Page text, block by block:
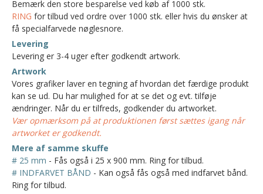
Bemærk den store besparelse ved køb af 1000 stk.
RING for tilbud ved ordre over 1000 stk. eller hvis du ønsker at
få specialfarvede nøglesnore.
Levering
Levering er 3-4 uger efter godkendt artwork.
Artwork
Vores grafiker laver en tegning af hvordan det færdige produkt
kan se ud. Du har mulighed for at se det og evt. tilføje
ændringer. Når du er tilfreds, godkender du artworket.
Vær opmærksom på at produktionen først sættes igang når
artworket er godkendt.
Mere af samme skuffe
# 25 mm - Fås også i 25 x 900 mm. Ring for tilbud.
# INDFARVET BÅND - Kan også fås også med indfarvet bånd.
Ring for tilbud.